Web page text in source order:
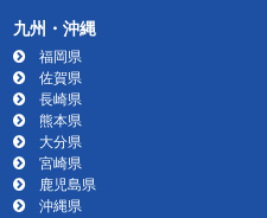
九州・沖縄
福岡県
佐賀県
長崎県
熊本県
大分県
宮崎県
鹿児島県
沖縄県